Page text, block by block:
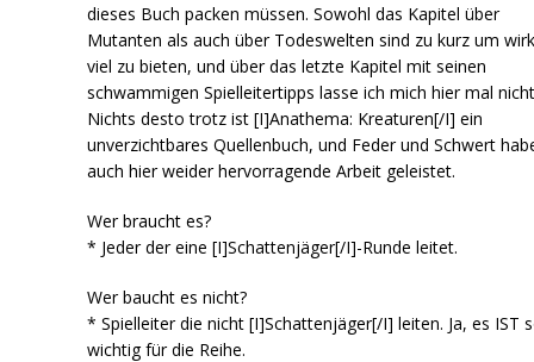
dieses Buch packen müssen. Sowohl das Kapitel über
Mutanten als auch über Todeswelten sind zu kurz um
viel zu bieten, und über das letzte Kapitel mit seinen
schwammigen Spielleitertipps lasse ich mich hier mal
Nichts desto trotz ist [I]Anathema: Kreaturen[/I] ein
unverzichtbares Quellenbuch, und Feder und Schwert
auch hier weider hervorragende Arbeit geleistet.
Wer braucht es?
* Jeder der eine [I]Schattenjäger[/I]-Runde leitet.
Wer baucht es nicht?
* Spielleiter die nicht [I]Schattenjäger[/I] leiten. Ja, es IST
wichtig für die Reihe.